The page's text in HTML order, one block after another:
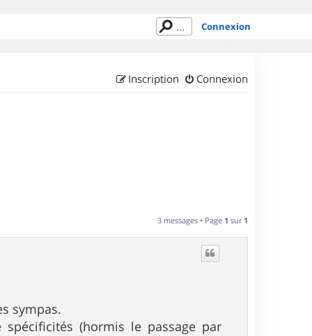
Connexion
Connexion
Inscription
3 messages • Page 1 sur 1
sympas.
(hormis le passage par